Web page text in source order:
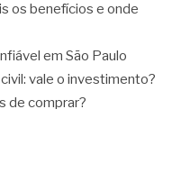
os benefícios e onde
em São Paulo
vale o investimento?
de comprar?